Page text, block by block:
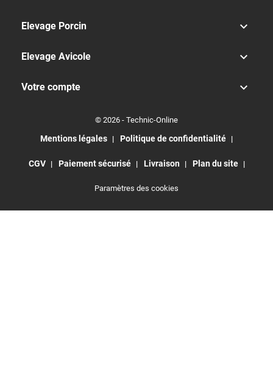
Elevage Porcin 
Elevage Avicole 
Votre compte 
© 2026 - Technic-Online
Mentions légales Politique de confidentialité
CGV Paiement sécurisé Livraison Plan du site
Paramètres des cookies